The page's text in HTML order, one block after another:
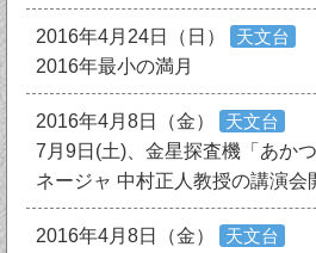
2016年4月24日（日）
天文台
2016年最小の満月
2016年4月8日（金）
天文台
7月9日(土)、金星探査機「あか
ネージャ 中村正人教授の講演会
2016年4月8日（金）
天文台